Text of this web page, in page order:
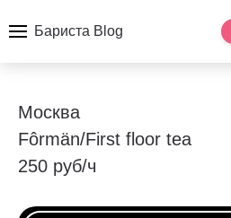
Бариста Blog
Москва
Fôrmän/First floor tea
250 руб/ч